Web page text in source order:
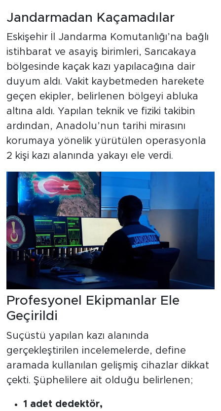
Jandarmadan Kaçamadılar
Eskişehir İl Jandarma Komutanlığı’na bağlı
istihbarat ve asayiş birimleri, Sarıcakaya
bölgesinde kaçak kazı yapılacağına dair
duyum aldı. Vakit kaybetmeden harekete
geçen ekipler, belirlenen bölgeyi abluka
altına aldı. Yapılan teknik ve fiziki takibin
ardından, Anadolu’nun tarihi mirasını
korumaya yönelik yürütülen operasyonla
2 kişi kazı alanında yakayı ele verdi.
Profesyonel Ekipmanlar Ele
Geçirildi
Suçüstü yapılan kazı alanında
gerçekleştirilen incelemelerde, define
aramada kullanılan gelişmiş cihazlar dikkat
çekti. Şüphelilere ait olduğu belirlenen;
1 adet dedektör,